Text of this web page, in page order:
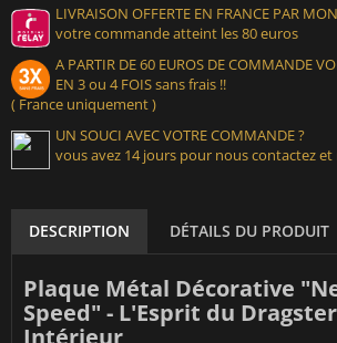
LIVRAISON OFFERTE EN FRANCE PAR
votre commande atteint les 80 euros
A PARTIR DE 60 EUROS DE COMMANDE
EN 3 ou 4 FOIS sans frais !!
( France uniquement )
UN SOUCI AVEC VOTRE COMMANDE ?
vous avez 14 jours pour nous contactez
DESCRIPTION DÉTAILS DU PRODUIT
Plaque Métal Décorative
Speed" - L'Esprit du
Intérieur